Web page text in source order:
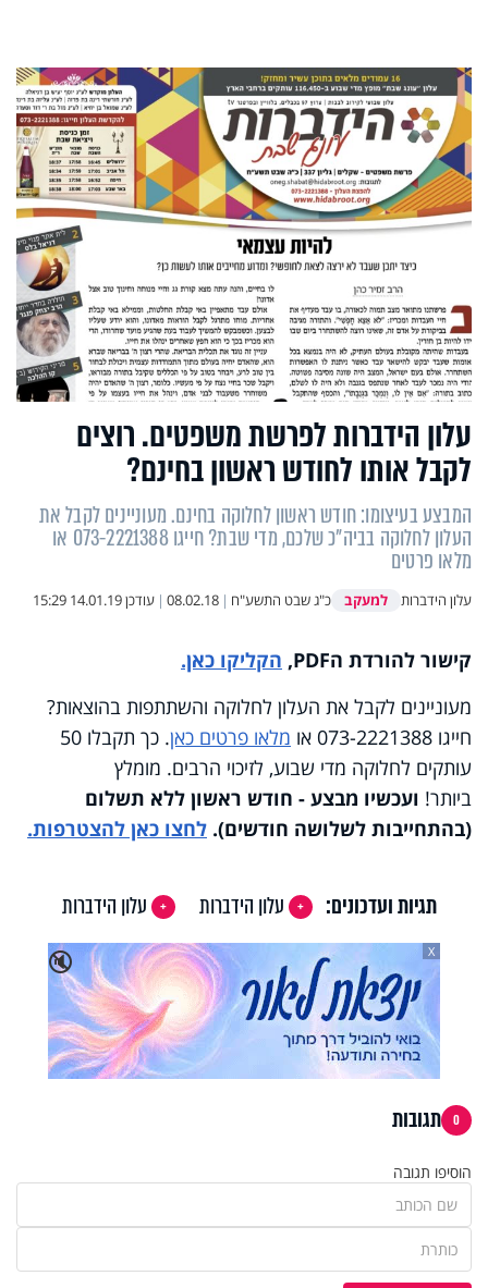
עלון הידברות לפרשת משפטים. רוצים
לקבל אותו לחודש ראשון בחינם?
המבצע בעיצומו: חודש ראשון לחלוקה בחינם. מעוניינים לקבל את
העלון לחלוקה בביה"כ שלכם, מדי שבת? חייגו 073-2221388 או
מלאו פרטים
עלון הידברות למעקב כ"ג שבט התשע"ח |
08.02.18
| עודכן14.01.19 15:29
קישור להורדת הPDF,
הקליקו כאן.
מעוניינים לקבל את העלון לחלוקה והשתתפות בהוצאות?
חייגו 073-2221388 או
מלאו פרטים כאן
. כך תקבלו 50
עותקים לחלוקה מדי שבוע, לזיכוי הרבים. מומלץ
ביותר! ועכשיו מבצע - חודש ראשון ללא תשלום
(בהתחייבות לשלושה חודשים). לחצו כאן להצטרפות.
תגיות ועדכונים: עלון הידברות
עלון הידברות
🔇
X
0 תגובות
הוסיפו תגובה